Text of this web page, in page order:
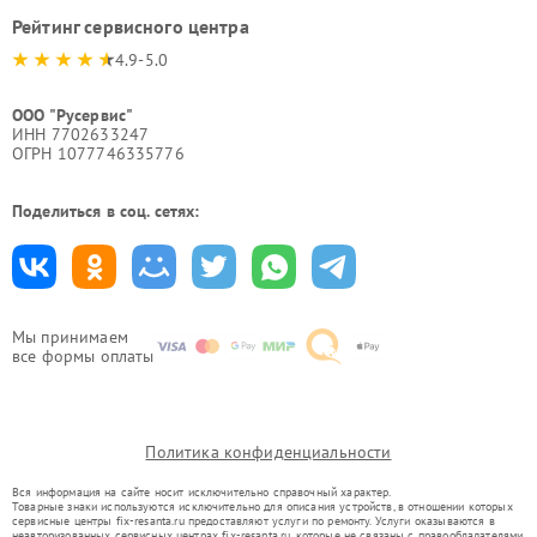
Мы принимаем
все формы оплаты
Рейтинг сервисного центра
4.9-5.0
ООО "Русервис"
ИНН 7702633247
ОГРН 1077746335776
Поделиться в соц. сетях:
Политика конфиденциальности
Вся информация на сайте носит исключительно справочный характер.
Товарные знаки используются исключительно для описания устройств, в отношении которых
сервисные центры fix-resanta.ru предоставляют услуги по ремонту. Услуги оказываются в